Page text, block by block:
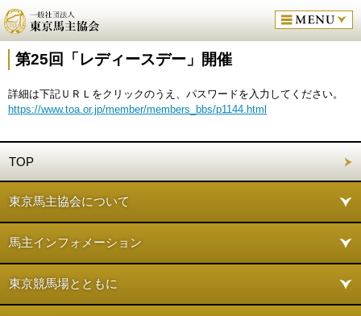
第25回「レディースデー」開催
詳細は下記ＵＲＬをクリックのうえ、パスワードを入力してください。
https://www.toa.or.jp/member/members_bbs/p1144.html
TOP
東京馬主協会について
馬主インフォメーション
東京競馬場とともに